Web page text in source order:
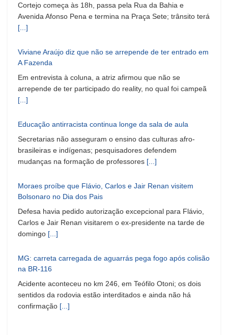
Cortejo começa às 18h, passa pela Rua da Bahia e
Avenida Afonso Pena e termina na Praça Sete; trânsito terá
[...]
Viviane Araújo diz que não se arrepende de ter entrado em
A Fazenda
Em entrevista à coluna, a atriz afirmou que não se
arrepende de ter participado do reality, no qual foi campeã
[...]
Educação antirracista continua longe da sala de aula
Secretarias não asseguram o ensino das culturas afro-
brasileiras e indígenas; pesquisadores defendem
mudanças na formação de professores [...]
Moraes proíbe que Flávio, Carlos e Jair Renan visitem
Bolsonaro no Dia dos Pais
Defesa havia pedido autorização excepcional para Flávio,
Carlos e Jair Renan visitarem o ex-presidente na tarde de
domingo [...]
MG: carreta carregada de aguarrás pega fogo após colisão
na BR-116
Acidente aconteceu no km 246, em Teófilo Otoni; os dois
sentidos da rodovia estão interditados e ainda não há
confirmação [...]